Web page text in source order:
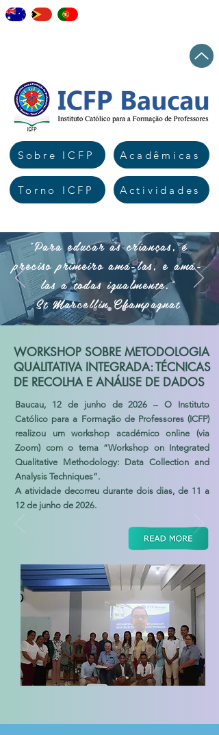
Sobre ICFP Acadêmicas
Torno ICFP Actividades
"Para educar as crianças, é
preciso primeiro amá-las, e amá-
las a todas igualmente."
St Marcellin Champagnat
WORKSHOP SOBRE METODOLOGIA
QUALITATIVA INTEGRADA: TÉCNICAS
DE RECOLHA E ANÁLISE DE DADOS
Baucau, 12 de junho de 2026 – O Instituto
Católico para a Formação de Professores (ICFP)
realizou um workshop académico online (via
Zoom) com o tema “Workshop on Integrated
Qualitative Methodology: Data Collection and
Analysis Techniques”.
A atividade decorreu durante dois dias, de 11 a
12 de junho de 2026.